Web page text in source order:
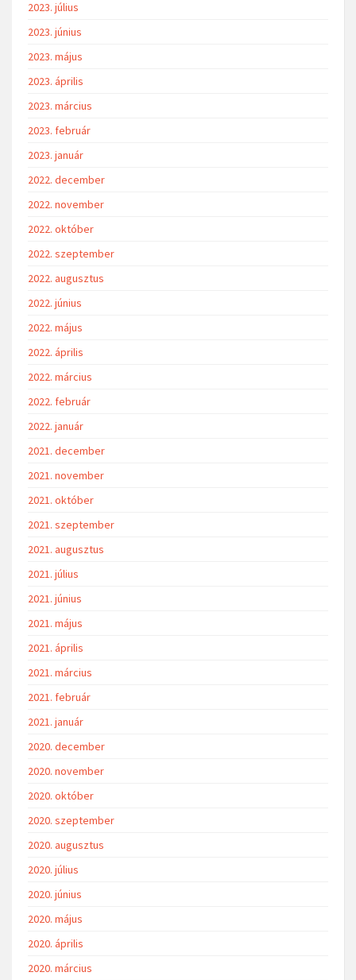
2023. július
2023. június
2023. május
2023. április
2023. március
2023. február
2023. január
2022. december
2022. november
2022. október
2022. szeptember
2022. augusztus
2022. június
2022. május
2022. április
2022. március
2022. február
2022. január
2021. december
2021. november
2021. október
2021. szeptember
2021. augusztus
2021. július
2021. június
2021. május
2021. április
2021. március
2021. február
2021. január
2020. december
2020. november
2020. október
2020. szeptember
2020. augusztus
2020. július
2020. június
2020. május
2020. április
2020. március